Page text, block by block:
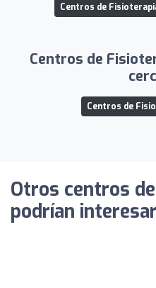
Centros de
Centros de
Centros de
Otros centros
podrían